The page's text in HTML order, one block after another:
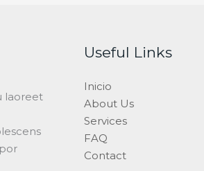
laoreet
Useful Links
Inicio
About Us
Services
FAQ
Contact